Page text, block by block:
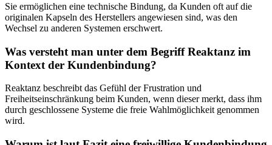
Sie ermöglichen eine technische Bindung, da Kunden oft auf die
originalen Kapseln des Herstellers angewiesen sind, was den
Wechsel zu anderen Systemen erschwert.
Was versteht man unter dem Begriff Reaktanz im
Kontext der Kundenbindung?
Reaktanz beschreibt das Gefühl der Frustration und
Freiheitseinschränkung beim Kunden, wenn dieser merkt, dass ihm
durch geschlossene Systeme die freie Wahlmöglichkeit genommen
wird.